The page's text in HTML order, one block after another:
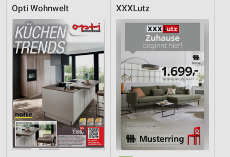
Opti Wohnwelt XXXLutz